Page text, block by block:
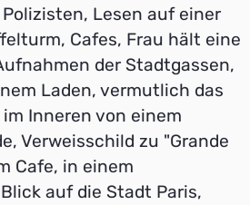
Lesen auf einer
Cafes, Frau hält eine
der Stadtgassen,
Laden, vermutlich das
Inneren von einem
Verweisschild zu "Grande
Cafe, in einem
auf die Stadt Paris,